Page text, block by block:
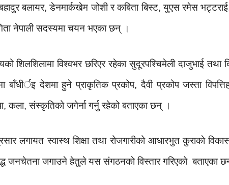
बलायर, डेनमार्कखेम जोशी र कबिता बिस्ट, युएस रमेस
नेपाली सदस्यमा चयन भएका छन् ।
विश्वभर छरिएर रहेका सुदूरपश्चिमेली दाजुभाई तथा
देशमा हुने प्राकृतिक प्रकोप, दैवी प्रकोप जस्ता
कला, संस्कृतिको जगेर्ना गर्नु रहेको बताएका छन् ।
लगायत स्वास्थ शिक्षा तथा रोजगारीको आधारभुत कुराकाे
जनचेतना जगाउने हेतुले यस संगठनकाे विस्तार गरिएको बताएका